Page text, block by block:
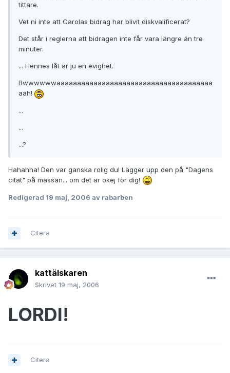
tittare.
Vet ni inte att Carolas bidrag har blivit diskvalificerat?
Det står i reglerna att bidragen inte får vara längre än tre
minuter.
... Hennes låt är ju en evighet.
Bwwwwwwaaaaaaaaaaaaaaaaaaaaaaaaaaaaaaaaaaaaaa
aah!
...
...
...?
Hahahha! Den var ganska rolig du! Lägger upp den på "Dagens
citat" på mässän... om det är okej för dig!
Redigerad 19 maj, 2006 av rabarben
Citera
kattälskaren
Skrivet 19 maj, 2006
LORDI!
Citera